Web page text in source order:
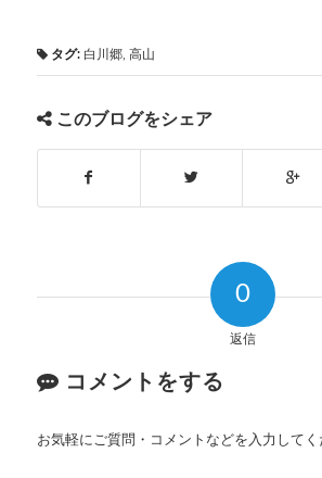
タグ: 白川郷, 高山
このブログをシェア
0
返信
コメントをする
お気軽にご質問・コメントなどを入力してく